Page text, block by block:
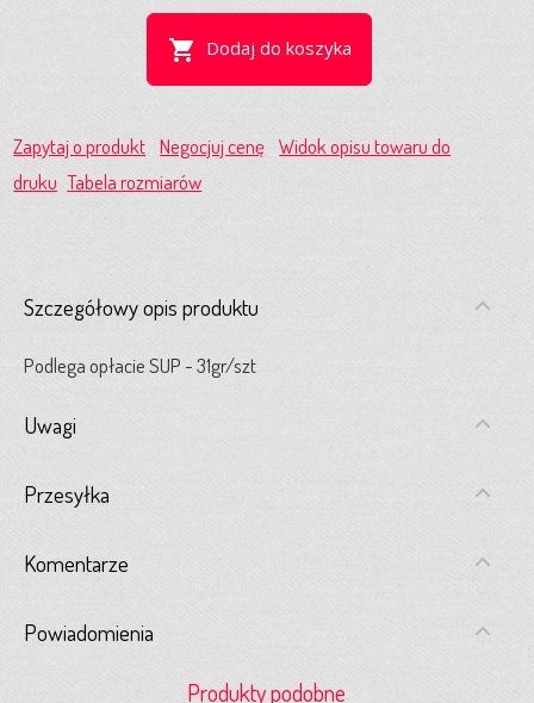
shopping_cart Dodaj do koszyka
Zapytaj o produkt Negocjuj cenę Widok opisu towaru do
druku Tabela rozmiarów
Szczegółowy opis produktu
Podlega opłacie SUP - 31gr/szt
Uwagi
Przesyłka
Komentarze
Powiadomienia
Produkty podobne